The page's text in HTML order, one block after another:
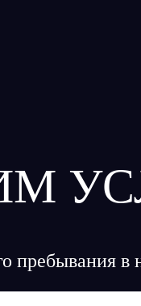
пребывания в